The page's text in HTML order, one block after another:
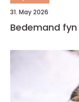
31. May 2026